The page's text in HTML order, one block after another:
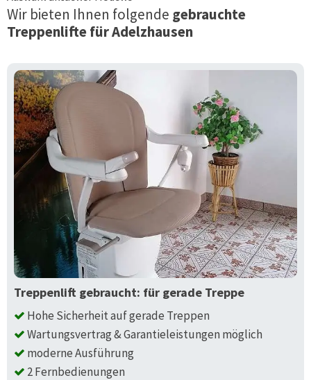
Wir bieten Ihnen folgende gebrauchte
Treppenlifte fürAdelzhausen
Treppenlift gebraucht: für gerade Treppe
Hohe Sicherheit auf gerade Treppen
Wartungsvertrag & Garantieleistungen möglich
moderne Ausführung
2 Fernbedienungen